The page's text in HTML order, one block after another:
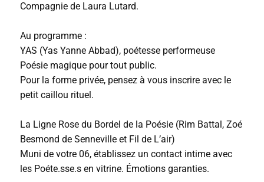
Compagnie de Laura Lutard.
Au programme :
YAS (Yas Yanne Abbad), poétesse performeuse
Poésie magique pour tout public.
Pour la forme privée, pensez à vous inscrire avec le
petit caillou rituel.
La Ligne Rose du Bordel de la Poésie (Rim Battal, Zoé
Besmond de Senneville et Fil de L’air)
Muni de votre 06, établissez un contact intime avec
les Poéte.sse.s en vitrine. Émotions garanties.